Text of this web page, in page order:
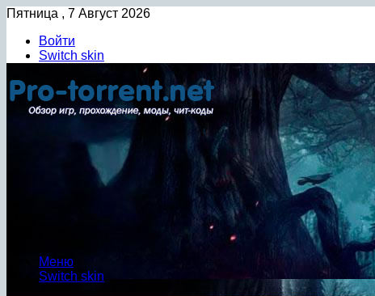
Пятница , 7 Август 2026
Войти
Switch skin
Меню
Switch skin